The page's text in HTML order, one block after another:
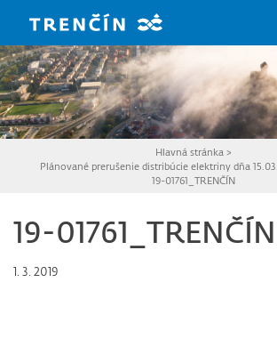
Hlavná stránka >
Plánované prerušenie distribúcie elektriny dňa
19-01761_TRENČÍN
19-01761_TRENČÍN
1. 3. 2019